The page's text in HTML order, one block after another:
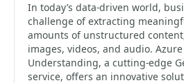
In today’s data-driven world,
challenge of extracting
amounts of unstructured
images, videos, and audio.
Understanding, a cutting-edge
service, offers an innovative